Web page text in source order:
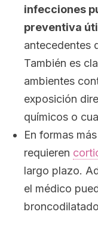
infecciones
preventiva
antecedentes
También es
ambientes
exposición
químicos o
En formas
requieren
largo plazo.
el médico